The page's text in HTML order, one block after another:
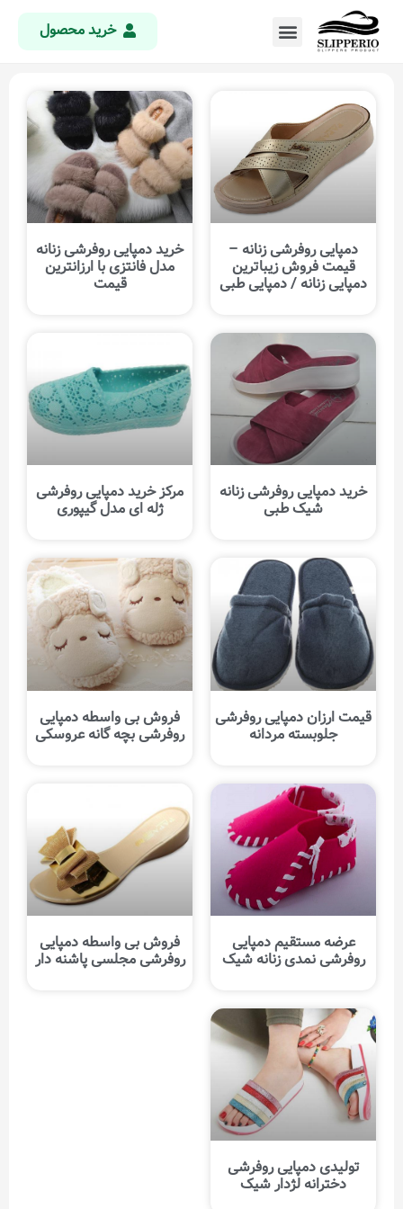
خرید محصول
دمپایی روفرشی زنانه –
قیمت فروش زیباترین
دمپایی زنانه / دمپایی طبی
خرید دمپایی روفرشی زنانه
مدل فانتزی با ارزانترین
قیمت
خرید دمپایی روفرشی زنانه
شیک طبی
مرکز خرید دمپایی روفرشی
ژله ای مدل گیپوری
قیمت ارزان دمپایی روفرشی
جلوبسته مردانه
فروش بی واسطه دمپایی
روفرشی بچه گانه عروسکی
عرضه مستقیم دمپایی
روفرشی نمدی زنانه شیک
فروش بی واسطه دمپایی
روفرشی مجلسی پاشنه دار
تولیدی دمپایی روفرشی
دخترانه لژدار شیک